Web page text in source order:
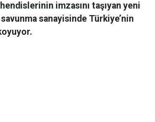
imzasını taşıyan yeni
sanayisinde Türkiye’nin